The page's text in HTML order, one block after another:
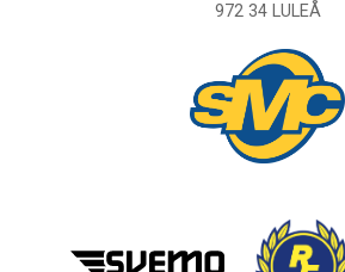
972 34 LULEÅ